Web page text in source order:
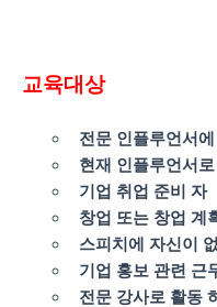
교육대상
전문 인플루언서
현재 인플루언서
기업 취업 준비 자
창업 또는 창업 계
스피치에 자신이
기업 홍보 관련 근
전문 강사로 활동